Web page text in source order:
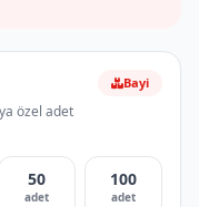
özel adet
Bayi
50
adet
100
adet